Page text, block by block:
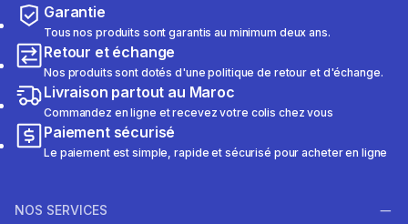
Garantie
Tous nos produits sont garantis au minimum deux ans.
Retour et échange
Nos produits sont dotés d'une politique de retour et d'échange.
Livraison partout au Maroc
Commandez en ligne et recevez votre colis chez vous
Paiement sécurisé
Le paiement est simple, rapide et sécurisé pour acheter en ligne
NOS SERVICES